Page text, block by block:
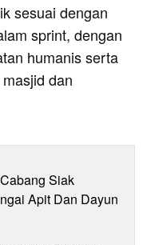
sesuai dengan
sprint, dengan
humanis serta
dan
Siak
Apit Dan Dayun